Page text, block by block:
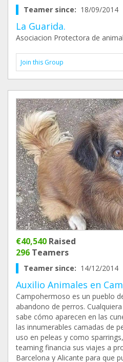
Teamer since: 18/09/2014
La Guarida.
Asociacion Protectora de
Join this Group
€40,540 Raised
296 Teamers
Teamer since: 14/12/2014
Auxilio Animales en
Campohermoso es un pueblo
abandono de perros.
sabe cómo aparecen en las
las innumerables camadas de
uso en peleas y como
teaming financia sus viajes a
Barcelona y Alicante para que